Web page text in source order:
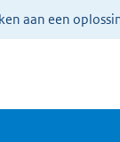
aan een